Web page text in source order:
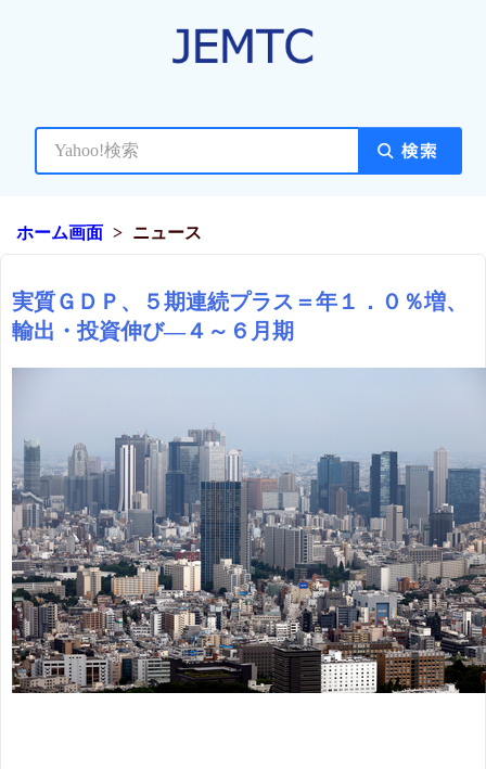
ホーム画面 ニュース
実質ＧＤＰ、５期連続プラス＝年１．０％増、
輸出・投資伸び―４～６月期